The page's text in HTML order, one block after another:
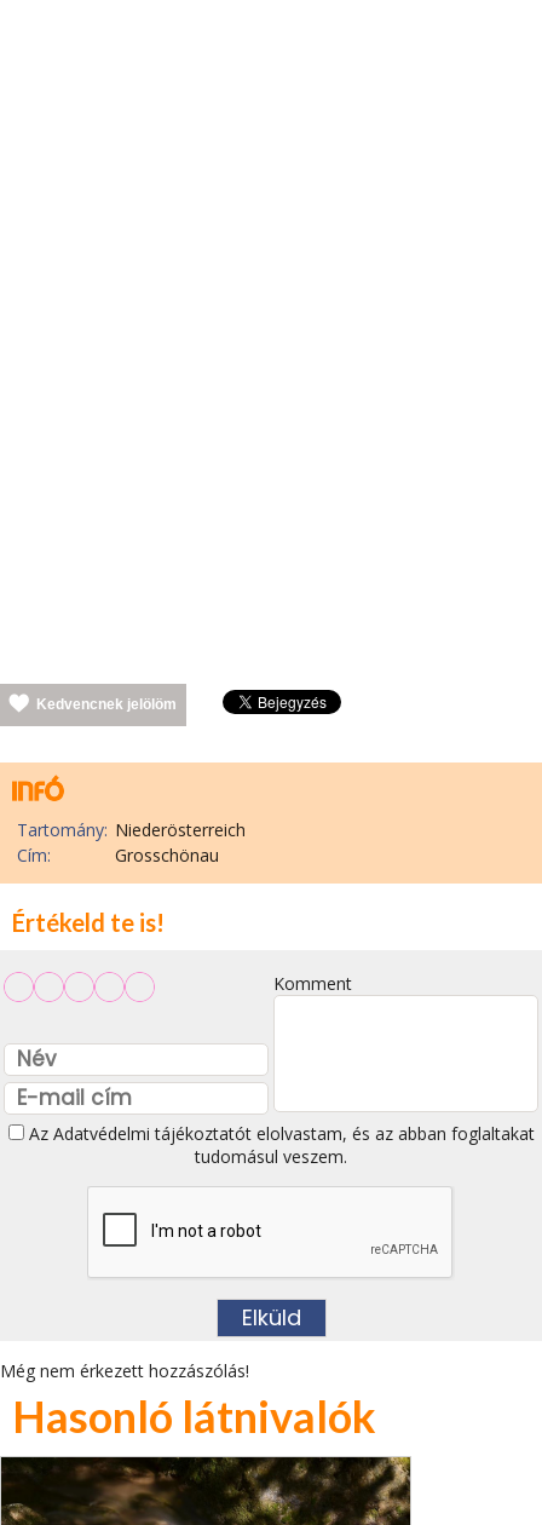
Kedvencnek jelölöm
Tartomány: Niederösterreich
Cím:
Grosschönau
Értékeld te is!
Komment
Az Adatvédelmi tájékoztatótelolvastam, és az abban foglaltakat
tudomásul veszem.
Még nem érkezett hozzászólás!
Hasonló látnivalók